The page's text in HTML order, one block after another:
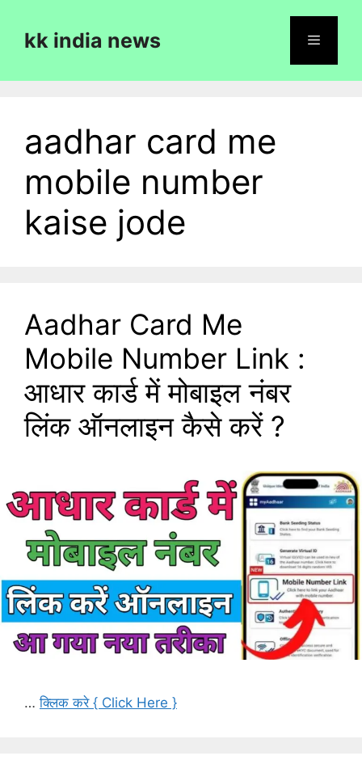
contentkk india news
aadhar card me
mobile number
kaise jode
Aadhar Card Me
Mobile Number Link :
आधार कार्ड में मोबाइल नंबर
लिंक ऑनलाइन कैसे करें ?
…क्लिक करे { Click Here }